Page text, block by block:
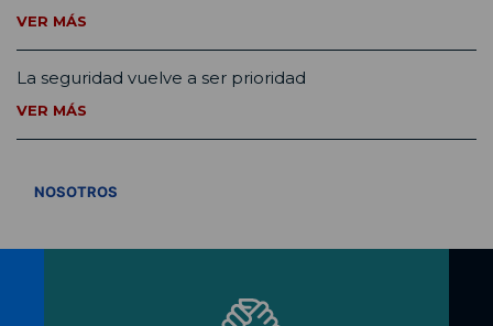
VER MÁS
La seguridad vuelve a ser prioridad
VER MÁS
NOSOTROS